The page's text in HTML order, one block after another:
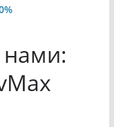
нами: